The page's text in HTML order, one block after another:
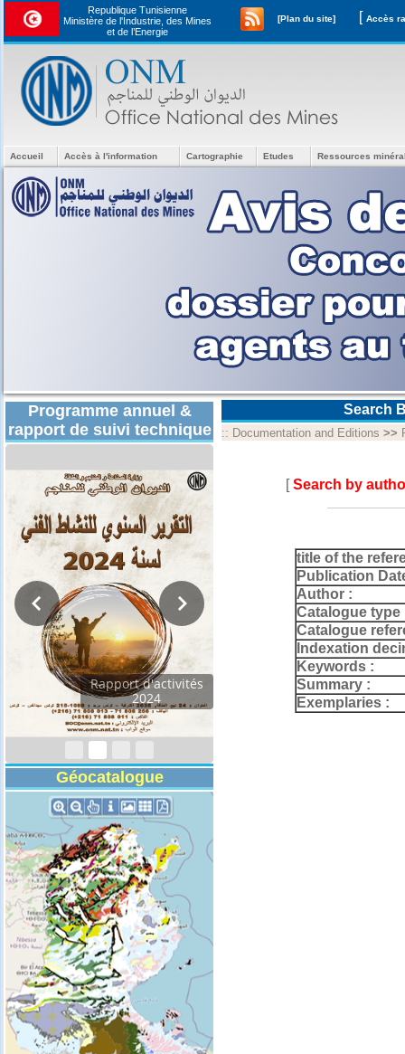
Republique Tunisienne
Ministère de l'Industrie, des Mines
et de l’Energie
[Plan du site] [
Accueil Accès à l'information Cartographie Etudes Ressources
Programme annuel &
rapport de suivi technique
Rapport d'activités
2024
Géocatalogue
Search
:: Documentation and Editions >>
[Search by
title of the
Publication
Author :
Catalogue type
Catalogue
Indexation
Keywords :
Summary :
Exemplaries :